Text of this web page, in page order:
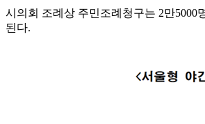
시의회 조례상 주민조례청구는 2만5000
된다.